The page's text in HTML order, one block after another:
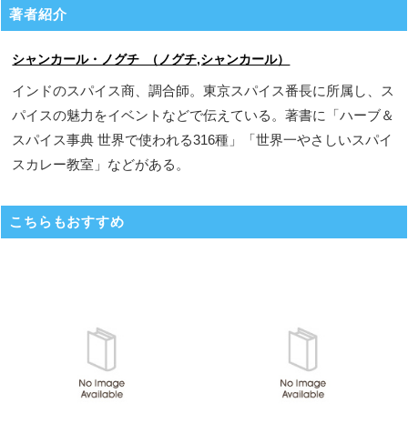
著者紹介
シャンカール・ノグチ （ノグチ,シャンカール）
インドのスパイス商、調合師。東京スパイス番長に所属し、ス
パイスの魅力をイベントなどで伝えている。著書に「ハーブ＆
スパイス事典 世界で使われる316種」「世界一やさしいスパイ
スカレー教室」などがある。
こちらもおすすめ